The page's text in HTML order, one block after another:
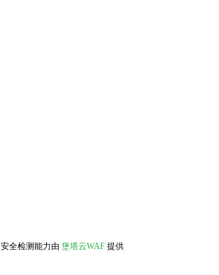
安全检测能力由 堡塔云WAF 提供